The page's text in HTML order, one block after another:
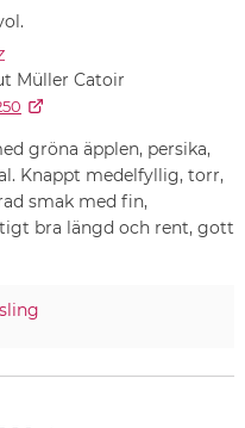
Müller Catoir
gröna äpplen, persika,
Knappt medelfyllig, torr,
smak med fin,
bra längd och rent, gott